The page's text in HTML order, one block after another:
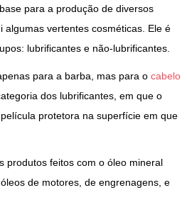
para a produção de diversos
algumas vertentes cosméticas. Ele é
lubrificantes e não-lubrificantes.
para a barba, mas para o cabelo
dos lubrificantes, em que o
protetora na superfície em que
produtos feitos com o óleo mineral
de motores, de engrenagens, e